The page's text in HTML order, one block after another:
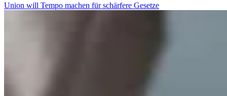
Union will Tempo machen für schärfere Gesetze